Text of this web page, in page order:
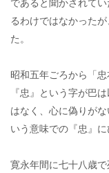
るわけではなかった
た。
昭和五年ごろから「
『忠』という字が巴
はなく、心に偽りが
いう意味での『忠』に
寛永年間に七十八歳